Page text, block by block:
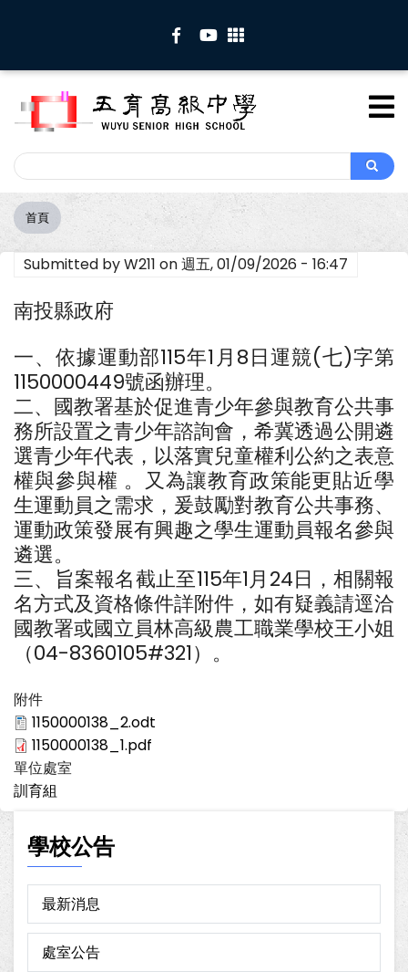
內
Search
Search
導
航
連
首頁
Submitted byW211 on週五, 01/09/2026 - 16:47
南投縣政府
一、依據運動部115年1月8日運競(七)字第
1150000449號函辦理。
二、國教署基於促進青少年參與教育公共事
務所設置之青少年諮詢會，希冀透過公開遴
選青少年代表，以落實兒童權利公約之表意
權與參與權 。又為讓教育政策能更貼近學
生運動員之需求，爰鼓勵對教育公共事務、
運動政策發展有興趣之學生運動員報名參與
遴選。
三、旨案報名截止至115年1月24日，相關報
名方式及資格條件詳附件，如有疑義請逕洽
國教署或國立員林高級農工職業學校王小姐
（04-8360105#321）。
附件
1150000138_2.odt
1150000138_1.pdf
單位處室
訓育組
學校公告
最新消息
處室公告